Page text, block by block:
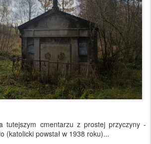
tutejszym cmentarzu z prostej przyczyny -
(katolicki powstał w 1938 roku)...